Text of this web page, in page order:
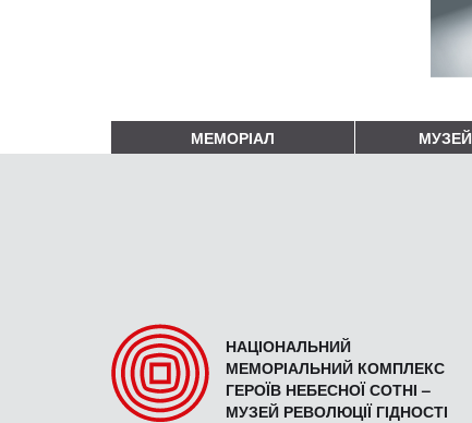
МЕМОРІАЛ МУЗЕЙ
НАЦІОНАЛЬНИЙ
МЕМОРІАЛЬНИЙ КОМПЛЕКС
ГЕРОЇВ НЕБЕСНОЇ СОТНІ –
МУЗЕЙ РЕВОЛЮЦІЇ ГІДНОСТІ